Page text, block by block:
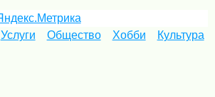
Услуги Общество Хобби Культура